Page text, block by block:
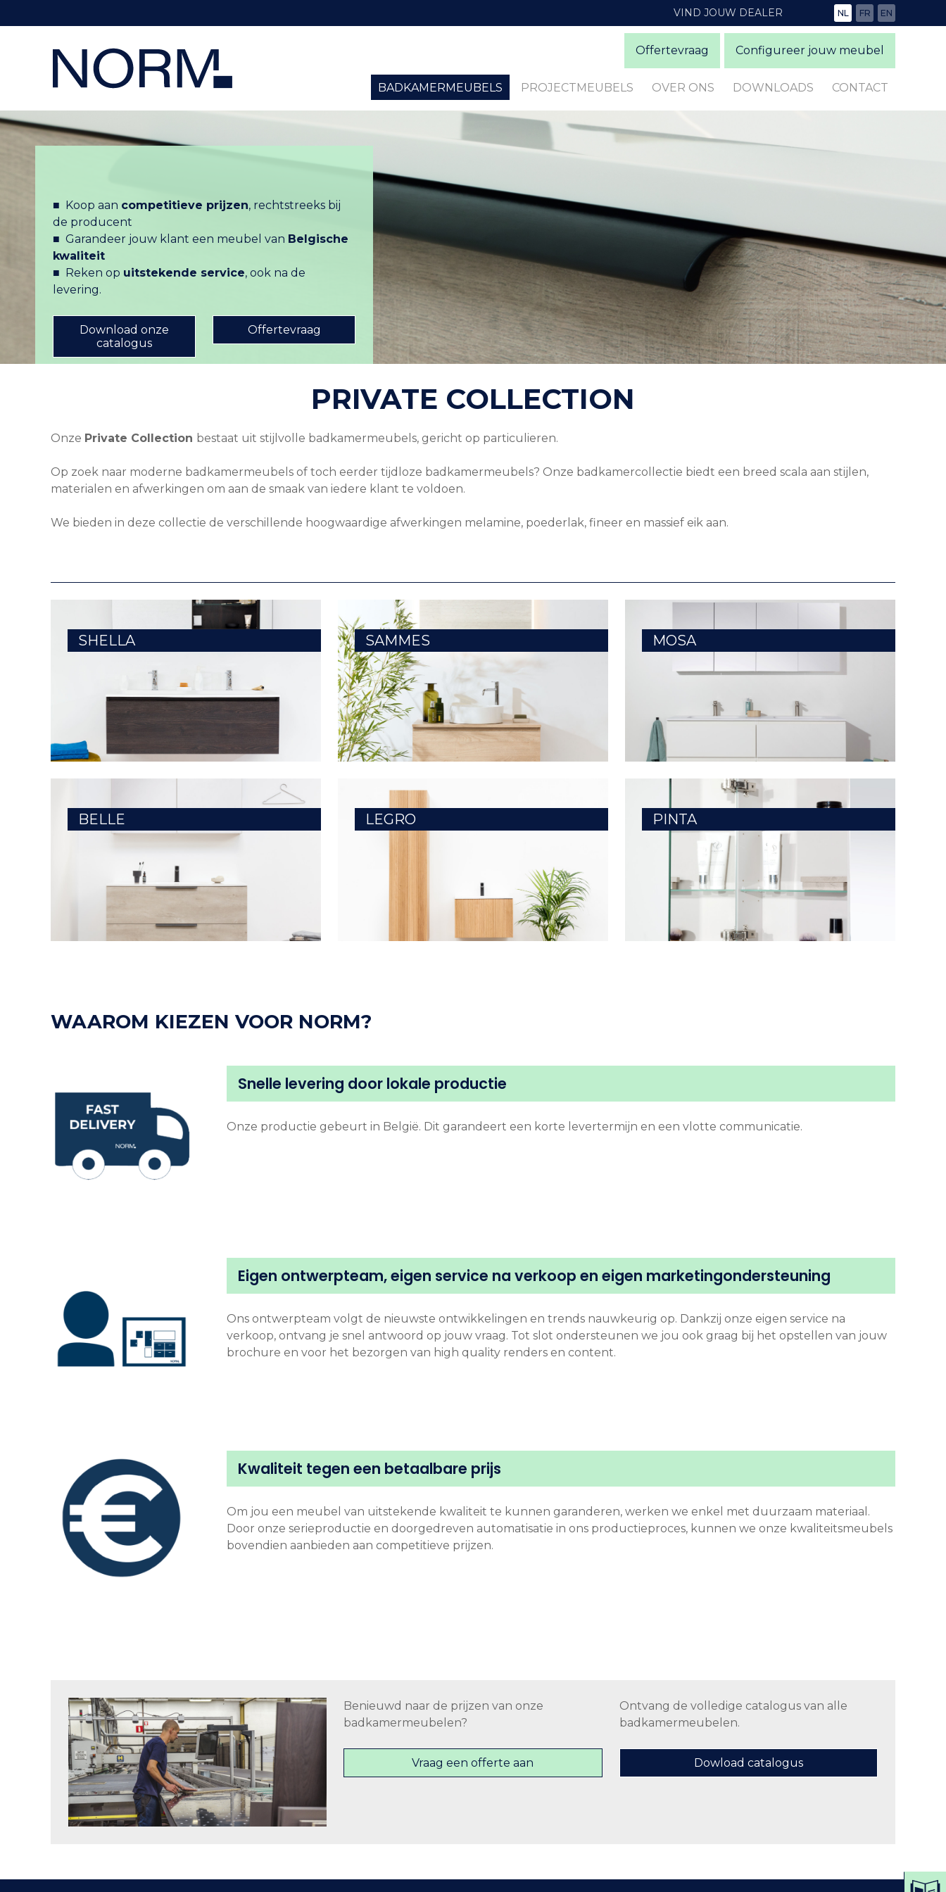
NL FR EN
VIND JOUW DEALER
BADKAMERMEUBELS PROJECTMEUBELS OVER ONS DOWNLOADS CONTACT
Offertevraag Configureer jouw meubel
■ Koop aan competitieve prijzen, rechtstreeks bij
de producent
■ Garandeer jouw klant een meubel van Belgische
kwaliteit
■ Reken op uitstekende service, ook na de
levering.
Download onze
catalogus
Offertevraag
PRIVATE COLLECTION
Onze Private Collection bestaat uit stijlvolle badkamermeubels, gericht op particulieren.
Op zoek naar moderne badkamermeubels of toch eerder tijdloze badkamermeubels? Onze badkamercollectie biedt een breed scala aan stijlen,
materialen en afwerkingen om aan de smaak van iedere klant te voldoen.
We bieden in deze collectie de verschillende hoogwaardige afwerkingen melamine, poederlak, fineer en massief eik aan.
SHELLA SAMMES MOSA
BELLE LEGRO PINTA
WAAROM KIEZEN VOOR NORM?
Snelle levering door lokale productie
Onze productie gebeurt in België. Dit garandeert een korte levertermijn en een vlotte communicatie.
Eigen ontwerpteam, eigen service na verkoop en eigen marketingondersteuning
Ons ontwerpteam volgt de nieuwste ontwikkelingen en trends nauwkeurig op. Dankzij onze eigen service na
verkoop, ontvang je snel antwoord op jouw vraag. Tot slot ondersteunen we jou ook graag bij het opstellen van jouw
brochure en voor het bezorgen van high quality renders en content.
Kwaliteit tegen een betaalbare prijs
Om jou een meubel van uitstekende kwaliteit te kunnen garanderen, werken we enkel met duurzaam materiaal.
Door onze serieproductie en doorgedreven automatisatie in ons productieproces, kunnen we onze kwaliteitsmeubels
bovendien aanbieden aan competitieve prijzen.
Benieuwd naar de prijzen van onze
badkamermeubelen?
Vraag een offerte aan
Ontvang de volledige catalogus van alle
badkamermeubelen.
Dowload catalogus